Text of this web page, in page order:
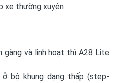
xe thường xuyên
gàng và linh hoạt thì A28 Lite
bộ khung dạng thấp (step-